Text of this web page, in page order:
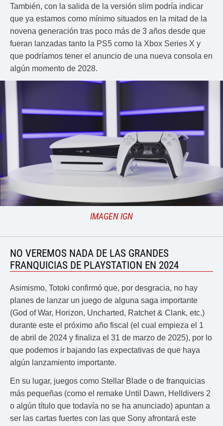
También, con la salida de la versión slim podría indicar
que ya estamos como mínimo situados en la mitad de la
novena generación tras poco más de 3 años desde que
fueran lanzadas tanto la PS5 como la Xbox Series X y
que podríamos tener el anuncio de una nueva consola en
algún momento de 2028.
IMAGEN IGN
NO VEREMOS NADA DE LAS GRANDES
FRANQUICIAS DE PLAYSTATION EN 2024
Asimismo, Totoki confirmó que, por desgracia, no hay
planes de lanzar un juego de alguna saga importante
(God of War, Horizon, Uncharted, Ratchet & Clank, etc.)
durante este el próximo año fiscal (el cual empieza el 1
de abril de 2024 y finaliza el 31 de marzo de 2025), por lo
que podemos ir bajando las expectativas de que haya
algún lanzamiento importante.
En su lugar, juegos como Stellar Blade o de franquicias
más pequeñas (como el remake Until Dawn, Helldivers 2
o algún título que todavía no se ha anunciado) apuntan a
ser las cartas fuertes con las que Sony afrontará este